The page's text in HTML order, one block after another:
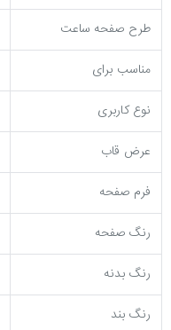
طرح صفحه ساعت
مناسب برای
نوع کاربری
عرض قاب
فرم صفحه
رنگ صفحه
رنگ بدنه
رنگ بند